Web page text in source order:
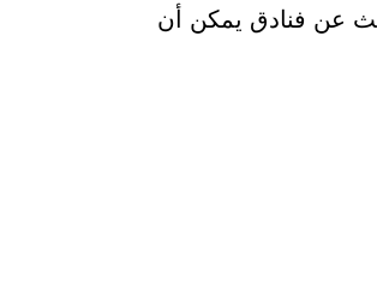
عن فنادق يمكن أن